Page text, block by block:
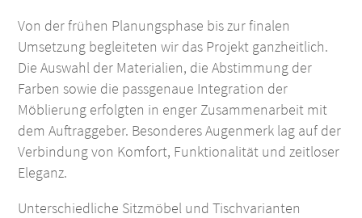
Von der frühen Planungsphase bis zur finalen
Umsetzung begleiteten wir das Projekt ganzheitlich.
Die Auswahl der Materialien, die Abstimmung der
Farben sowie die passgenaue Integration der
Möblierung erfolgten in enger Zusammenarbeit mit
dem Auftraggeber. Besonderes Augenmerk lag auf der
Verbindung von Komfort, Funktionalität und zeitloser
Eleganz.
Unterschiedliche Sitzmöbel und Tischvarianten